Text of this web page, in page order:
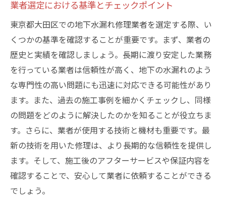
業者選定における基準とチェックポイント
東京都大田区での地下水漏れ修理業者を選定する際、い
くつかの基準を確認することが重要です。まず、業者の
歴史と実績を確認しましょう。長期に渡り安定した業務
を行っている業者は信頼性が高く、地下の水漏れのよう
な専門性の高い問題にも迅速に対応できる可能性があり
ます。また、過去の施工事例を細かくチェックし、同様
の問題をどのように解決したのかを知ることが役立ちま
す。さらに、業者が使用する技術と機材も重要です。最
新の技術を用いた修理は、より長期的な信頼性を提供し
ます。そして、施工後のアフターサービスや保証内容を
確認することで、安心して業者に依頼することができる
でしょう。